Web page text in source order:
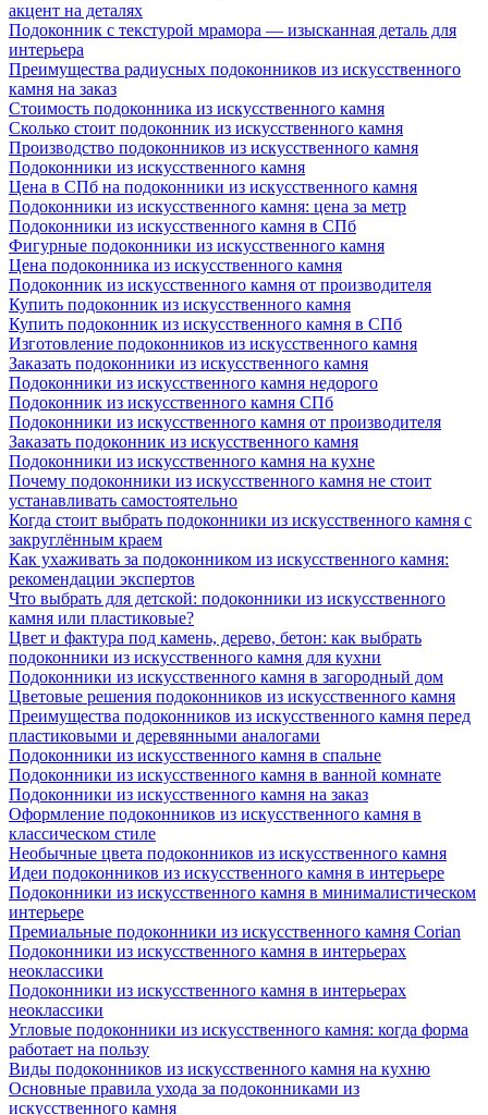
акцент на деталях
Подоконник с текстурой мрамора — изысканная деталь для
интерьера
Преимущества радиусных подоконников из искусственного
камня на заказ
Стоимость подоконника из искусственного камня
Сколько стоит подоконник из искусственного камня
Производство подоконников из искусственного камня
Подоконники из искусственного камня
Цена в СПб на подоконники из искусственного камня
Подоконники из искусственного камня: цена за метр
Подоконники из искусственного камня в СПб
Фигурные подоконники из искусственного камня
Цена подоконника из искусственного камня
Подоконник из искусственного камня от производителя
Купить подоконник из искусственного камня
Купить подоконник из искусственного камня в СПб
Изготовление подоконников из искусственного камня
Заказать подоконники из искусственного камня
Подоконники из искусственного камня недорого
Подоконник из искусственного камня СПб
Подоконники из искусственного камня от производителя
Заказать подоконник из искусственного камня
Подоконники из искусственного камня на кухне
Почему подоконники из искусственного камня не стоит
устанавливать самостоятельно
Когда стоит выбрать подоконники из искусственного камня с
закруглённым краем
Как ухаживать за подоконником из искусственного камня:
рекомендации экспертов
Что выбрать для детской: подоконники из искусственного
камня или пластиковые?
Цвет и фактура под камень, дерево, бетон: как выбрать
подоконники из искусственного камня для кухни
Подоконники из искусственного камня в загородный дом
Цветовые решения подоконников из искусственного камня
Преимущества подоконников из искусственного камня перед
пластиковыми и деревянными аналогами
Подоконники из искусственного камня в спальне
Подоконники из искусственного камня в ванной комнате
Подоконники из искусственного камня на заказ
Оформление подоконников из искусственного камня в
классическом стиле
Необычные цвета подоконников из искусственного камня
Идеи подоконников из искусственного камня в интерьере
Подоконники из искусственного камня в минималистическом
интерьере
Премиальные подоконники из искусственного камня Corian
Подоконники из искусственного камня в интерьерах
неоклассики
Подоконники из искусственного камня в интерьерах
неоклассики
Угловые подоконники из искусственного камня: когда форма
работает на пользу
Виды подоконников из искусственного камня на кухню
Основные правила ухода за подоконниками из
искусственного камня